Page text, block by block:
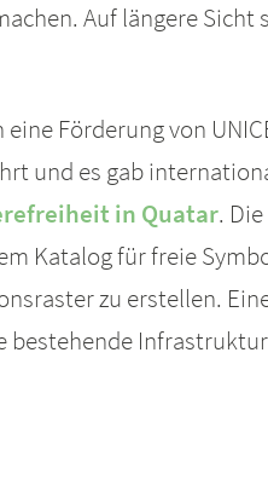
Auf längere Sicht
Förderung von
und es gab
in Quatar.
Katalog für freie
zu erstellen.
bestehende